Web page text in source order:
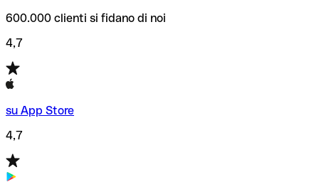
600.000 clienti si fidano di noi
4,7
su App Store
4,7